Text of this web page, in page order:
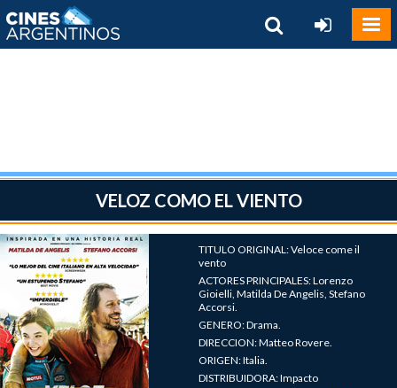
VELOZ COMO EL VIENTO
TITULO ORIGINAL: Veloce come il
vento
ACTORES PRINCIPALES: Lorenzo
Gioielli, Matilda De Angelis, Stefano
Accorsi.
GENERO: Drama.
DIRECCION: Matteo Rovere.
ORIGEN: Italia.
DISTRIBUIDORA: Impacto